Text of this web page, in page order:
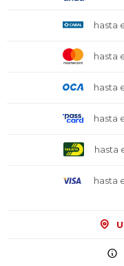
hasta
hasta
hasta
hasta
hasta
hasta
¡Sumate
*
Estás
¡Sumate
*
Estás
¡Sumate
*
Estás